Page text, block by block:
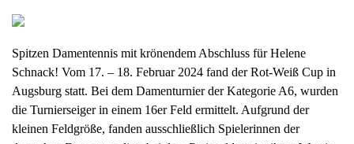
Spitzen Damentennis mit krönendem Abschluss für Helene
Schnack! Vom 17. – 18. Februar 2024 fand der Rot-Weiß Cup in
Augsburg statt. Bei dem Damenturnier der Kategorie A6, wurden
die Turnierseiger in einem 16er Feld ermittelt. Aufgrund der
kleinen Feldgröße, fanden ausschließlich Spielerinnen der